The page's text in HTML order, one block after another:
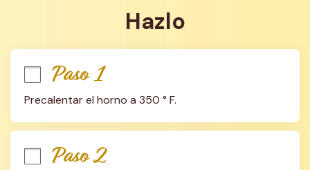
Hazlo
Paso 1
Precalentar el horno a 350 ° F.
Paso 2